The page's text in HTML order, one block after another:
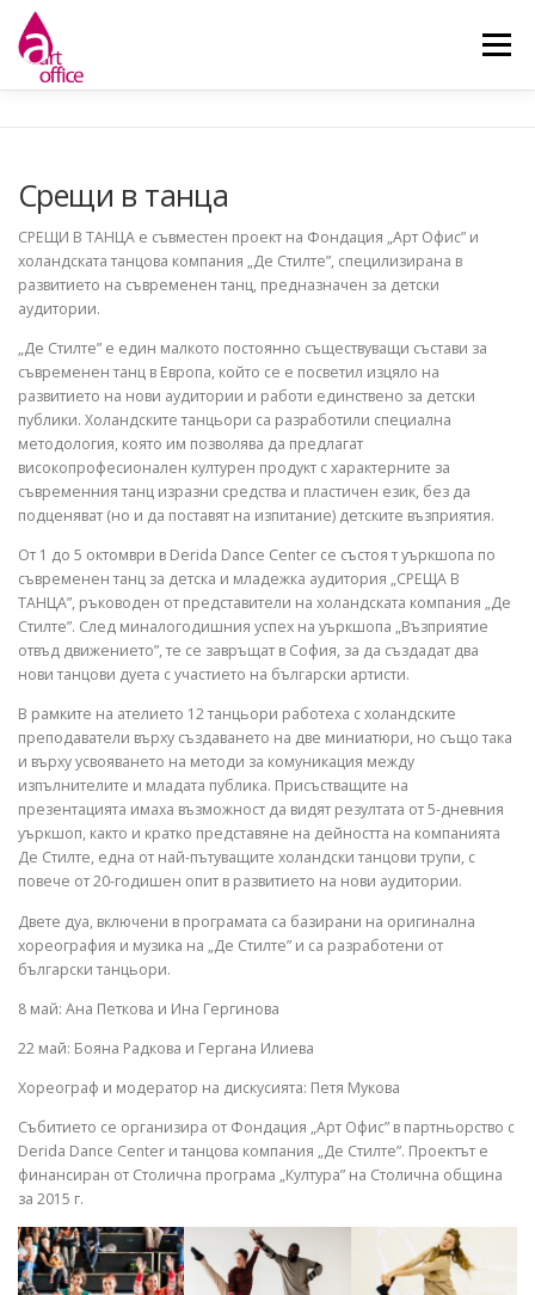
content
Menu
Срещи в танца
СРЕЩИ В ТАНЦА е съвместен проект на Фондация „Арт Офис” и
холандската танцова компания „Де Стилте”, специлизирана в
развитието на съвременен танц, предназначен за детски
аудитории.
„Де Стилте” е един малкото постоянно съществуващи състави за
съвременен танц в Европа, който се е посветил изцяло на
развитието на нови аудитории и работи единствено за детски
публики. Холандските танцьори са разработили специална
методология, която им позволява да предлагат
високопрофесионален културен продукт с характерните за
съвременния танц изразни средства и пластичен език, без да
подценяват (но и да поставят на изпитание) детските възприятия.
От 1 до 5 октомври в Derida Dance Center се състоя т уъркшопа по
съвременен танц за детска и младежка аудитория „СРЕЩА В
ТАНЦА”, ръководен от представители на холандската компания „Де
Стилте”. След миналогодишния успех на уъркшопа „Възприятие
отвъд движението”, те се завръщат в София, за да създадат два
нови танцови дуета с участието на български артисти.
В рамките на ателието 12 танцьори работеха с холандските
преподаватели върху създаването на две миниатюри, но също така
и върху усвояването на методи за комуникация между
изпълнителите и младата публика. Присъстващите на
презентацията имаха възможност да видят резултата от 5-дневния
уъркшоп, както и кратко представяне на дейността на компанията
Де Стилте, една от най-пътуващите холандски танцови трупи, с
повече от 20-годишен опит в развитието на нови аудитории.
Двете дуа, включени в програмата са базирани на оригинална
хореография и музика на „Де Стилте” и са разработени от
български танцьори.
8 май: Ана Петкова и Ина Гергинова
22 май: Бояна Радкова и Гергана Илиева
Хореограф и модератор на дискусията: Петя Мукова
Събитието се организира от Фондация „Aрт Офис” в партньорство с
Derida Dance Center и танцова компания „Де Стилте”. Проектът е
финансиран от Столична програма „Култура” на Столична община
за 2015 г.